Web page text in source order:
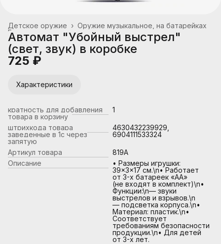
Оружие музыкальное, на батарейках
Детское оружие ›
Главная
Автомат "Убойный выстрел"
(свет, звук) в коробке
725 ₽
Характеристики
кратность для добавления
товара в корзину
1
штрихкода товара
заведенные в 1с через
запятую
4630432239929,
6904111533324
Артикул товара
819A
Описание
• Размеры игрушки:
39×3×17 см.\n• Работает
от 3-х батареек «АА»
(не входят в комплект)\n•
Функции:\n— звуки
выстрелов и взрывов.\n
— подсветка корпуса.\n•
Материал: пластик.\n•
Соответствует
требованиям безопасности
продукции.\n• Для детей
от 3-х лет.